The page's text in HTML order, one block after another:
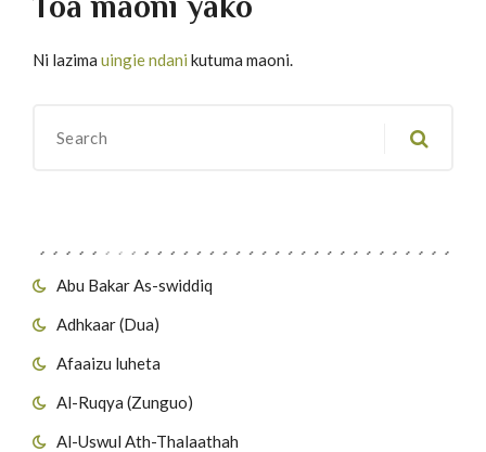
Abu Bakar As-swiddiq
Adhkaar (Dua)
Afaaizu luheta
Al-Ruqya (Zunguo)
Al-Uswul Ath-Thalaathah
Ni lazima uingie ndani kutuma maoni.